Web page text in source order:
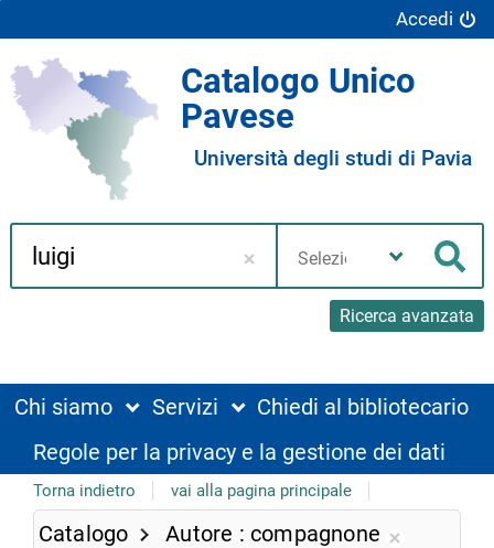
Accedi
Catalogo Unico
Pavese
Università degli studi di Pavia
Cerca su "Catalogo"
Ricerca avanzata
biblioteca
Chi siamo Servizi
Chiedi al bibliotecario
Regole per la privacy e la gestione dei dati
Torna indietro vai alla pagina principale
Catalogo Autore
compagnone